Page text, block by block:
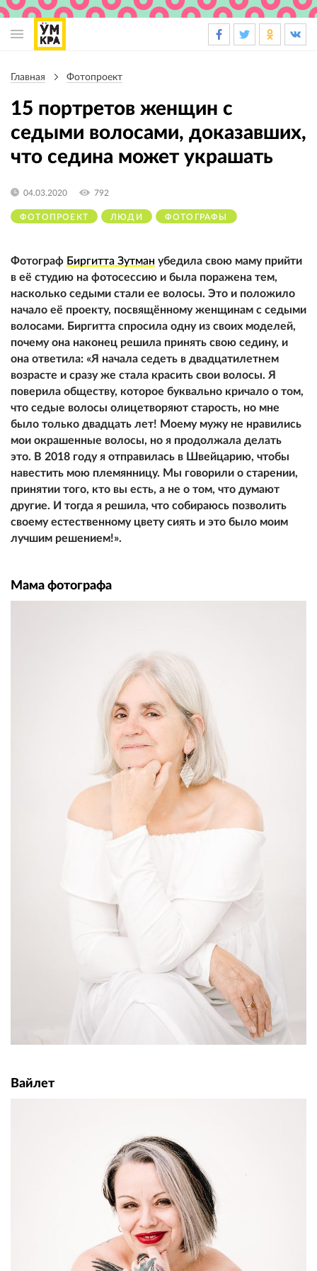
навигация
навигации
Главная Фотопроект
15 портретов женщин с
седыми волосами, доказавших,
что седина может украшать
ФОТОПРОЕКТ ЛЮДИ ФОТОГРАФЫ
04.03.2020 792
Фотограф Биргитта Зутман убедила свою маму прийти
в её студию на фотосессию и была поражена тем,
насколько седыми стали ее волосы. Это и положило
начало её проекту, посвящённому женщинам с седыми
волосами. Биргитта спросила одну из своих моделей,
почему она наконец решила принять свою седину, и
она ответила: «Я начала седеть в двадцатилетнем
возрасте и сразу же стала красить свои волосы. Я
поверила обществу, которое буквально кричало о том,
что седые волосы олицетворяют старость, но мне
было только двадцать лет! Моему мужу не нравились
мои окрашенные волосы, но я продолжала делать
это. В 2018 году я отправилась в Швейцарию, чтобы
навестить мою племянницу. Мы говорили о старении,
принятии того, кто вы есть, а не о том, что думают
другие. И тогда я решила, что собираюсь позволить
своему естественному цвету сиять и это было моим
лучшим решением!».
Мама фотографа
Вайлет